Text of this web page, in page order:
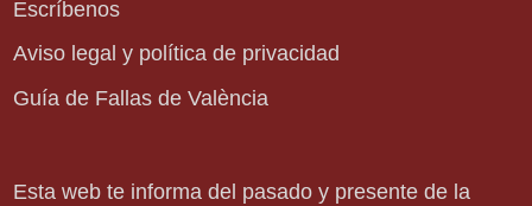
Escríbenos
Aviso legal y política de privacidad
Guía de Fallas de València
Esta web te informa del pasado y presente de la